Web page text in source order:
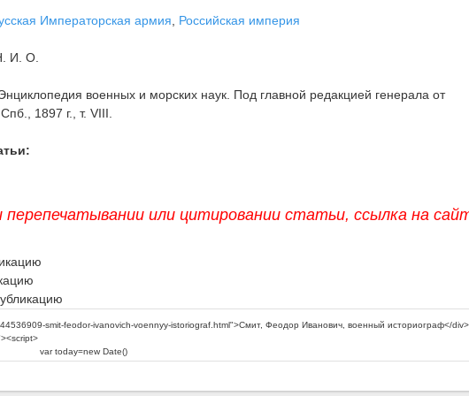
Императорская армия Российская империя
И. О.
военных и морских наук. Под главной редакцией генерала от
1897 г., т. VIII.
перепечатывании или цитировании статьи, ссылка на